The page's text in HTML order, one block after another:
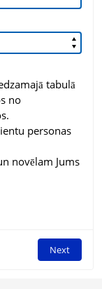
tabulā
no
personas
novēlam Jums
Next